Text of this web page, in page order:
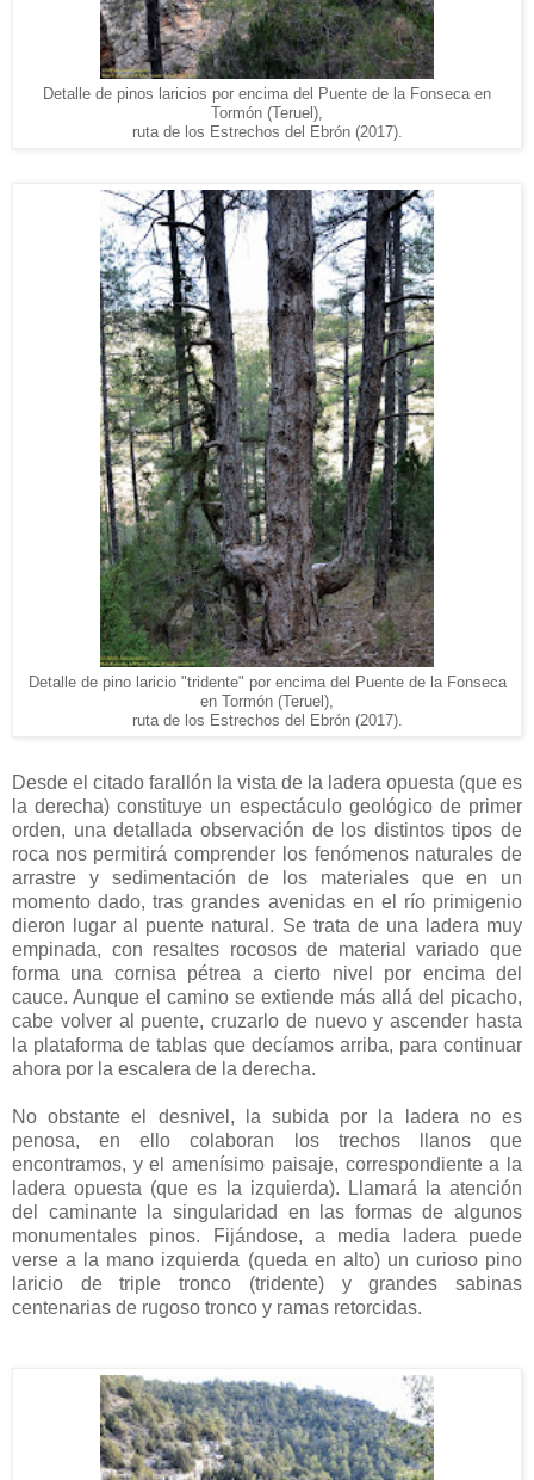
Detalle de pinos laricios por encima del Puente de la Fonseca en
Tormón (Teruel),
ruta de los Estrechos del Ebrón (2017).
Detalle de pino laricio "tridente" por encima del Puente de la Fonseca
en Tormón (Teruel),
ruta de los Estrechos del Ebrón (2017).
Desde el citado farallón la vista de la ladera opuesta (que es
la derecha) constituye un espectáculo geológico de primer
orden, una detallada observación de los distintos tipos de
roca nos permitirá comprender los fenómenos naturales de
arrastre y sedimentación de los materiales que en un
momento dado, tras grandes avenidas en el río primigenio
dieron lugar al puente natural. Se trata de una ladera muy
empinada, con resaltes rocosos de material variado que
forma una cornisa pétrea a cierto nivel por encima del
cauce. Aunque el camino se extiende más allá del picacho,
cabe volver al puente, cruzarlo de nuevo y ascender hasta
la plataforma de tablas que decíamos arriba, para continuar
ahora por la escalera de la derecha.
No obstante el desnivel, la subida por la ladera no es
penosa, en ello colaboran los trechos llanos que
encontramos, y el amenísimo paisaje, correspondiente a la
ladera opuesta (que es la izquierda). Llamará la atención
del caminante la singularidad en las formas de algunos
monumentales pinos. Fijándose, a media ladera puede
verse a la mano izquierda (queda en alto) un curioso pino
laricio de triple tronco (tridente) y grandes sabinas
centenarias de rugoso tronco y ramas retorcidas.